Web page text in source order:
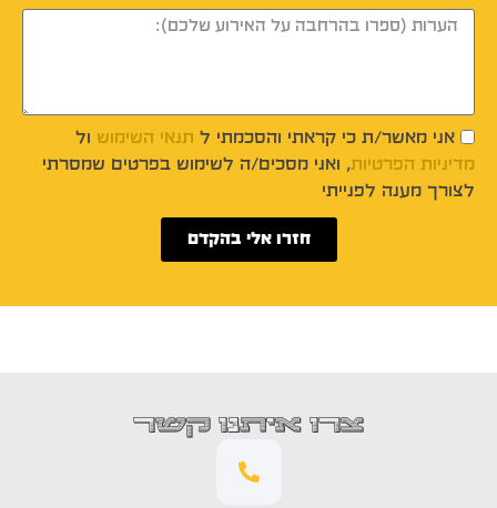
אני מאשר/ת כי קראתי והסכמתי ל תנאי השימוש ול
מדיניות הפרטיות, ואני מסכים/ה לשימוש בפרטים שמסרתי
לצורך מענה לפנייתי
חזרו אלי בהקדם
צרו איתנו קשר